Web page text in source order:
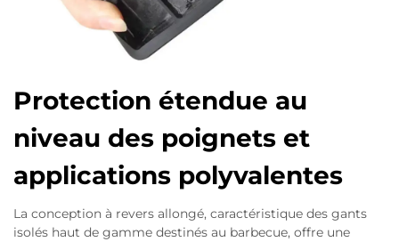
Protection étendue au
niveau des poignets et
applications polyvalentes
La conception à revers allongé, caractéristique des gants
isolés haut de gamme destinés au barbecue, offre une